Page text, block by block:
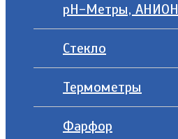
рН-Метры, АНИОН
Стекло
Термометры
Фарфор